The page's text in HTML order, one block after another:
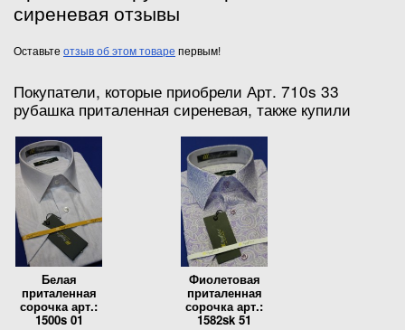
сиреневая отзывы
Оставьте отзыв об этом товаре первым!
Покупатели, которые приобрели Арт. 710s 33
рубашка приталенная сиреневая, также купили
Белая
приталенная
сорочка арт.:
1500s 01
Фиолетовая
приталенная
сорочка арт.:
1582sk 51